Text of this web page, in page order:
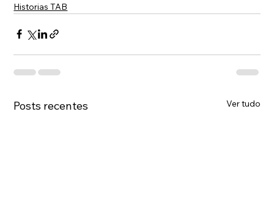
Historias TAB
Posts recentes Ver tudo